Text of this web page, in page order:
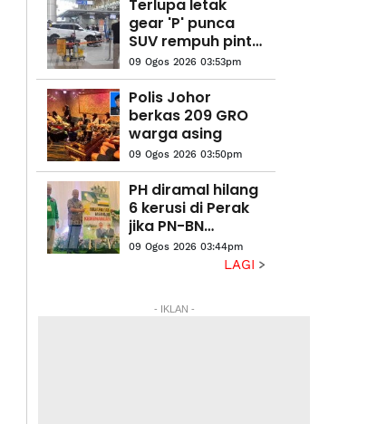
Terlupa letak
gear 'P' punca
SUV rempuh pintu
kaca balai
berlepas KKIA
09 Ogos 2026 03:53pm
Polis Johor
berkas 209 GRO
warga asing
09 Ogos 2026 03:50pm
PH diramal hilang
6 kerusi di Perak
jika PN-BN
bergabung
09 Ogos 2026 03:44pm
LAGI
- IKLAN -